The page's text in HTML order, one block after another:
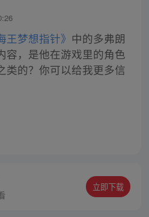
王梦想指针》 中的多弗朗
容，是他在游戏里的角色
类的？你可以给我更多信
立即下载